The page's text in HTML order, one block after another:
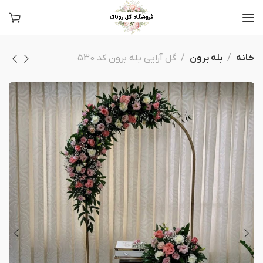
خانه بله برون گل آرایی بله برون کد 530